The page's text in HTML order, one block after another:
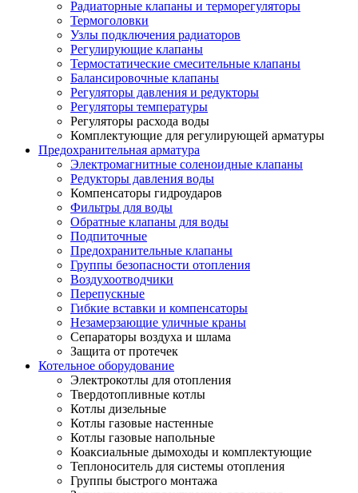
Радиаторные клапаны и терморегуляторы
Термоголовки
Узлы подключения радиаторов
Регулирующие клапаны
Термостатические смесительные клапаны
Балансировочные клапаны
Регуляторы давления и редукторы
Регуляторы температуры
Регуляторы расхода воды
Комплектующие для регулирующей арматуры
Предохранительная арматура
Электромагнитные соленоидные клапаны
Редукторы давления воды
Компенсаторы гидроударов
Фильтры для воды
Обратные клапаны для воды
Подпиточные
Предохранительные клапаны
Группы безопасности отопления
Воздухоотводчики
Перепускные
Гибкие вставки и компенсаторы
Незамерзающие уличные краны
Сепараторы воздуха и шлама
Защита от протечек
Котельное оборудование
Электрокотлы для отопления
Твердотопливные котлы
Котлы дизельные
Котлы газовые настенные
Котлы газовые напольные
Коаксиальные дымоходы и комплектующие
Теплоноситель для системы отопления
Группы быстрого монтажа